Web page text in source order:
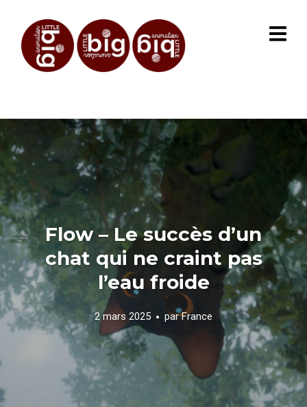
Flow – Le succès d’un
chat qui ne craint pas
l’eau froide
2 mars 2025 parFrance